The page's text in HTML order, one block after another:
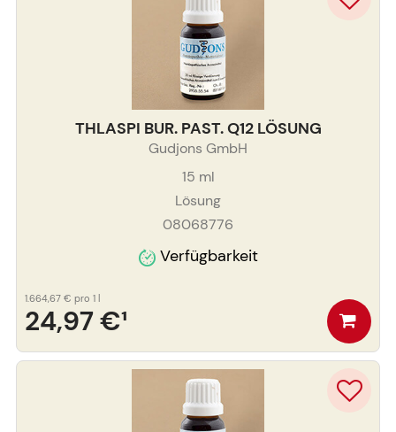
THLASPI BUR. PAST. Q12 LÖSUNG
Gudjons GmbH
15 ml
Lösung
08068776
Verfügbarkeit
24,97 €¹
1.664,67 € pro 1 l